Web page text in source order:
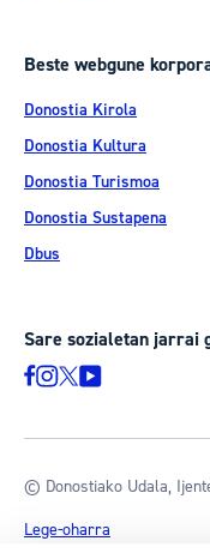
Beste webgune
Donostia Kirola
Donostia Kultura
Donostia Turismoa
Donostia Sustapena
Dbus
Sare sozialetan jarrai
© Donostiako Udala,
Lege-oharra